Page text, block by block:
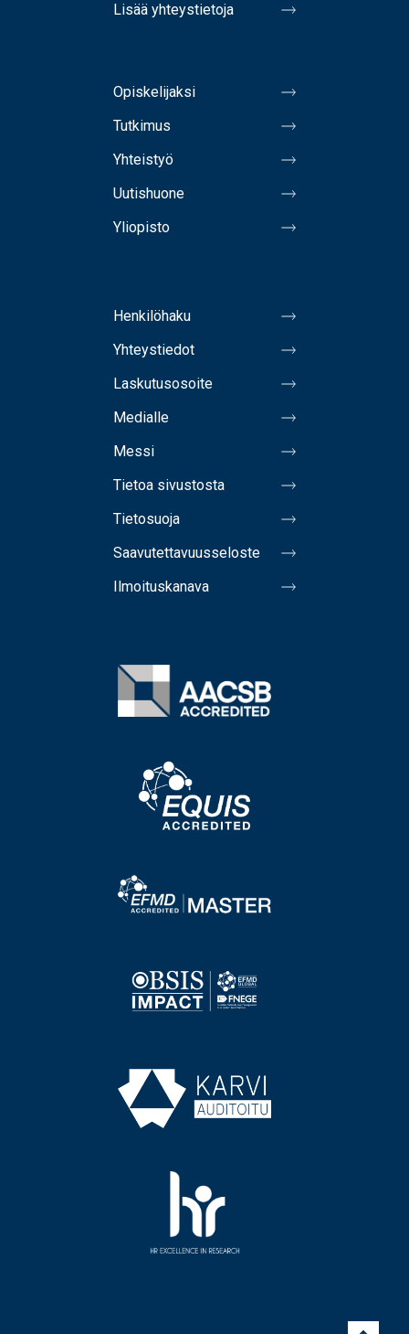
Lisää yhteystietoja
Opiskelijaksi
Tutkimus
Yhteistyö
Uutishuone
Yliopisto
Henkilöhaku
Yhteystiedot
Laskutusosoite
Medialle
Messi
Tietoa sivustosta
Tietosuoja
Saavutettavuusseloste
Ilmoituskanava
Image
Image
Image
Image
Image
Image